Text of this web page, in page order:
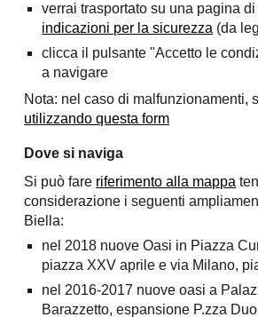
verrai trasportato su una pagina
indicazioni per la sicurezza (da
clicca il pulsante "Accetto le
a navigare
Nota: nel caso di malfunzionamenti,
utilizzando questa form
Dove si naviga
Si può fare riferimento alla mappa
considerazione i seguenti
Biella:
nel 2018 nuove Oasi in Piazza
piazza XXV aprile e via Milano,
nel 2016-2017 nuove oasi a
Barazzetto, espansione P.zza